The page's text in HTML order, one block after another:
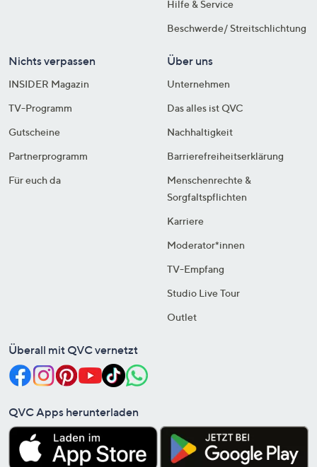
Hilfe & Service
Beschwerde/ Streitschlichtung
Nichts verpassen
INSIDER Magazin
TV-Programm
Gutscheine
Partnerprogramm
Für euch da
Über uns
Unternehmen
Das alles ist QVC
Nachhaltigkeit
Barrierefreiheitserklärung
Menschenrechte &
Sorgfaltspflichten
Karriere
Moderator*innen
TV-Empfang
Studio Live Tour
Outlet
Überall mit QVC vernetzt
QVC Apps herunterladen